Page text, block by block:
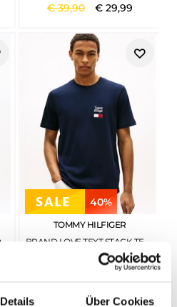
Details Über Cookies
€39,90 € 29,99
40%
TOMMY HILFIGER
€29,99